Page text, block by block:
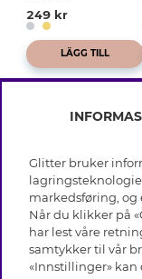
249 kr
LÄGG TILL
Glitter bruker
markedsføring, og
Når du klikker på
har lest våre
samtykker til vår
«Innstillinger»